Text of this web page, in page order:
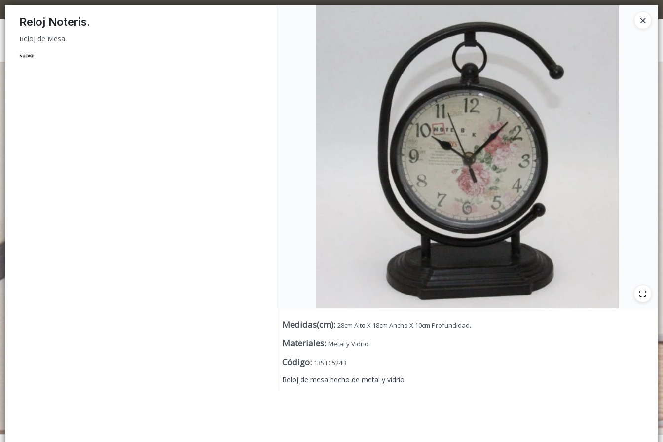
Reloj de Mesa.
Reloj Noteris.
Reloj de Mesa.
Medidas(cm): 28cm Alto X 18cm Ancho X 10cm Profundidad.
Materiales: Metal y Vidrio.
Código: 13STC524B
Reloj de mesa hecho de metal y vidrio.
CÓMO COMPRAR TIENDA MINORISTA